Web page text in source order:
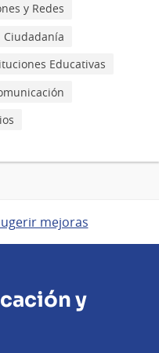
y Redes
Ciudadanía
Educativas
mejoras
y